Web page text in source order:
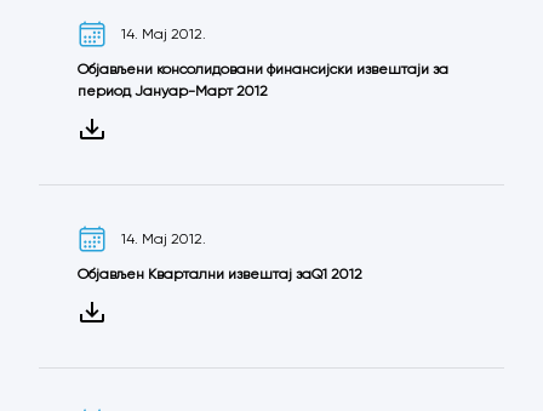
14. Мај 2012.
Објављени консолидовани финансијски извештаји за
период Јануар-Март 2012
14. Мај 2012.
Објављен Квартални извештај заQ1 2012